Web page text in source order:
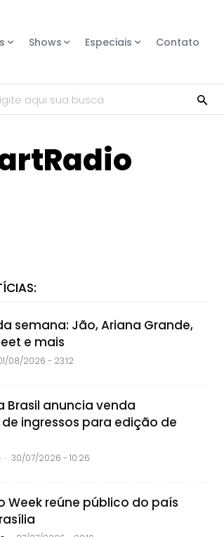
Shows Especiais Contato
aqui sua busca
semana: Jão, Ariana Grande,
e mais
08/2026 - 23:12
Brasil anuncia venda
ingressos para edição de
- 30/07/2026 - 10:26
Week reúne público do país